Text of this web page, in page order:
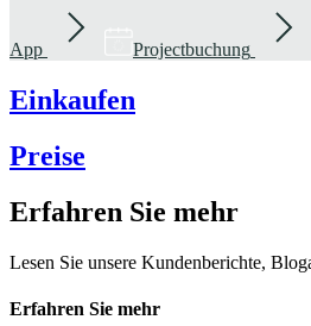
App Projectbuchung
Einkaufen
Preise
Erfahren Sie mehr
Lesen Sie unsere Kundenberichte,
Erfahren Sie mehr